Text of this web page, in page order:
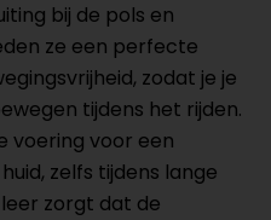
bij de pols en
ze een perfecte
zodat je je
tijdens het rijden.
voering voor een
zelfs tijdens lange
zorgt dat de